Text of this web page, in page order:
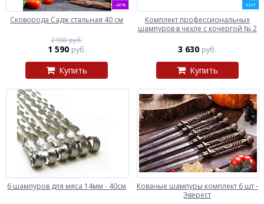
-46%
Сковорода Садж стальная 40 см
2 930 руб.
1 590 руб.
Купить
ХИТ
Комплект профессиональных
шампуров в чехле с кочергой № 2
3 630 руб.
Купить
6 шампуров для мяса 14мм - 40см
Кованые шампуры комплект 6 шт -
Эверест